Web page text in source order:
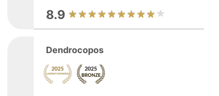
8.9
Dendrocopos